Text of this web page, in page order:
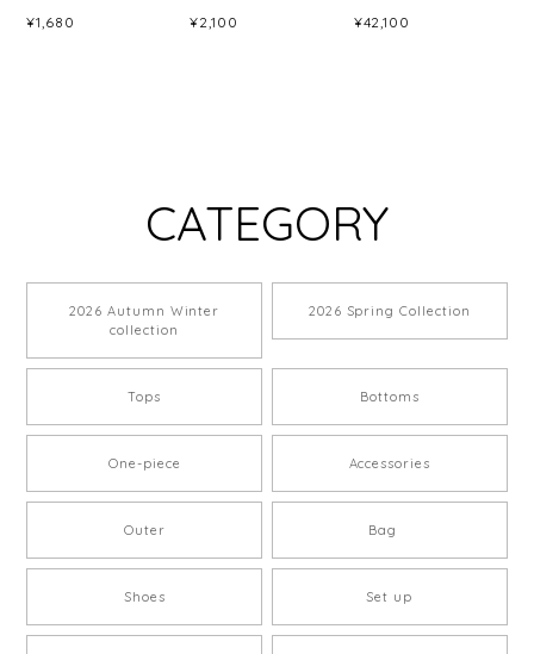
¥1,680
¥2,100 ¥42,100
CATEGORY
2026 Autumn Winter
collection
2026 Spring Collection
Tops Bottoms
One-piece Accessories
Outer Bag
Shoes Set up